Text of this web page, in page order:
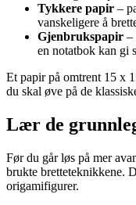
Tykkere papir –
vanskeligere å
Gjenbrukspapir –
en notatbok kan gi
Et papir på omtrent 15 x
du skal øve på de
Lær de
Før du går løs på mer
brukte bretteteknikkene.
origamifigurer.